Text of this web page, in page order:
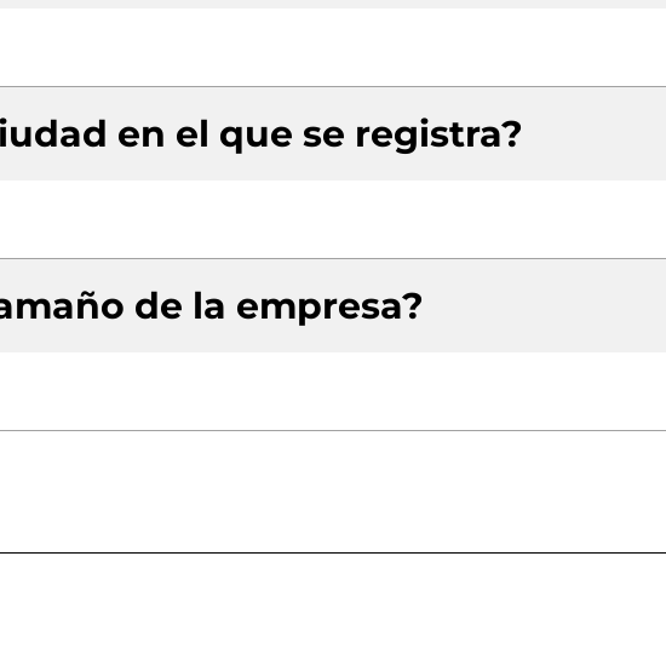
en el que se registra?
de la empresa?